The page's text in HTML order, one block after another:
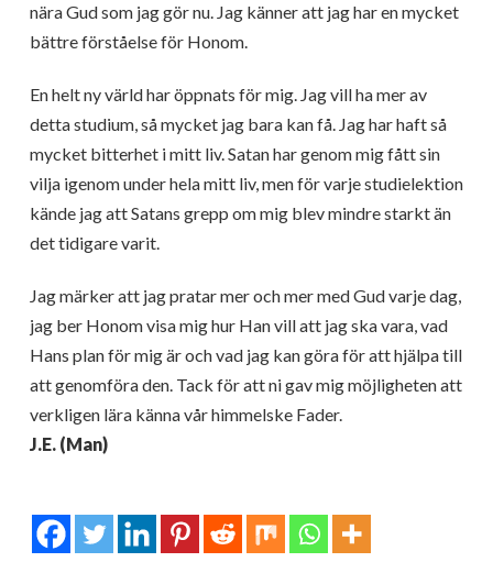
nära Gud som jag gör nu. Jag känner att jag har en mycket
bättre förståelse för Honom.
En helt ny värld har öppnats för mig. Jag vill ha mer av
detta studium, så mycket jag bara kan få. Jag har haft så
mycket bitterhet i mitt liv. Satan har genom mig fått sin
vilja igenom under hela mitt liv, men för varje studielektion
kände jag att Satans grepp om mig blev mindre starkt än
det tidigare varit.
Jag märker att jag pratar mer och mer med Gud varje dag,
jag ber Honom visa mig hur Han vill att jag ska vara, vad
Hans plan för mig är och vad jag kan göra för att hjälpa till
att genomföra den. Tack för att ni gav mig möjligheten att
verkligen lära känna vår himmelske Fader.
J.E. (Man)